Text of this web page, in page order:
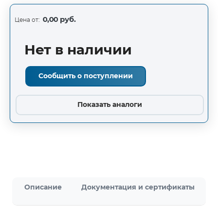
Цена от: 0,00 руб.
Нет в наличии
Сообщить о поступлении
Показать аналоги
Описание Документация и сертификаты